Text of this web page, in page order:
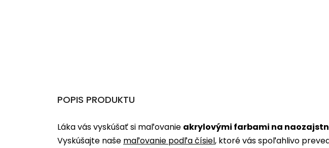
POPIS PRODUKTU
Láka vás vyskúšať si maľovanie akrylovými farbami na
Vyskúšajte naše maľovanie podľa čísiel, ktoré vás spoľahlivo